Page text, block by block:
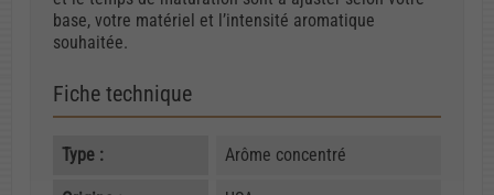
base, votre matériel et l’intensité aromatique
souhaitée.
Fiche technique
Type : Arôme concentré